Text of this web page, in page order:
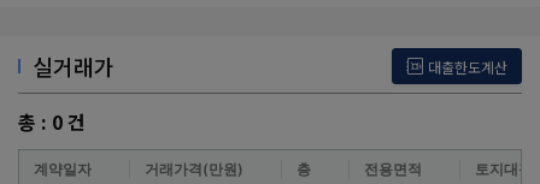
실거래가 대출한도계산
총 : 0건
계약일자 거래가격(만원) 층 전용면적 토지대장